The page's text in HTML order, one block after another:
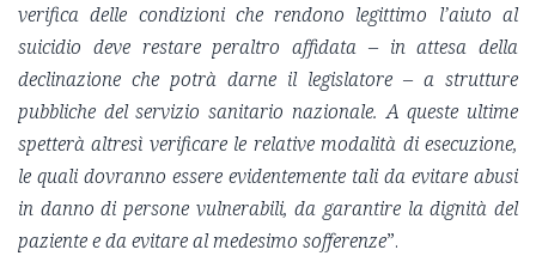
verifica delle condizioni che rendono legittimo l’aiuto al
suicidio deve restare peraltro affidata – in attesa della
declinazione che potrà darne il legislatore – a strutture
pubbliche del servizio sanitario nazionale. A queste ultime
spetterà altresì verificare le relative modalità di esecuzione,
le quali dovranno essere evidentemente tali da evitare abusi
in danno di persone vulnerabili, da garantire la dignità del
paziente e da evitare al medesimo sofferenze”.